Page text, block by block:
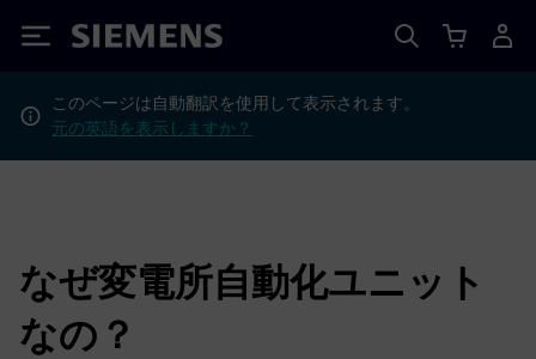
Siemens
このページは自動翻訳を使用して表示されます。
元の英語を表示しますか？
なぜ変電所自動化ユニット
なの？